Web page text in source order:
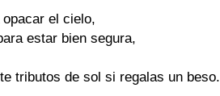
el cielo,
estar bien segura,
tributos de sol si regalas un beso.